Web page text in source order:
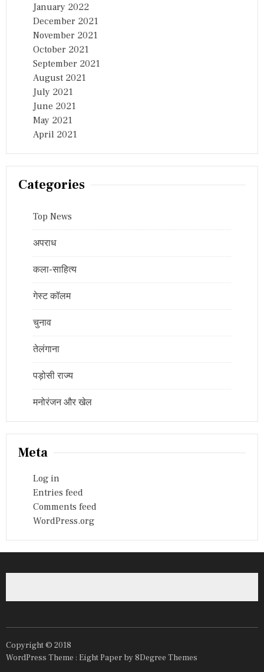
January 2022
December 2021
November 2021
October 2021
September 2021
August 2021
July 2021
June 2021
May 2021
April 2021
Categories
Top News
अपराध
कला-साहित्य
गेस्ट कॉलम
चुनाव
तेलंगाना
पड़ोसी राज्य
मनोरंजन और खेल
Meta
Log in
Entries feed
Comments feed
WordPress.org
Copyright © 2018
WordPress Theme : Eight Paper by 8Degree Themes